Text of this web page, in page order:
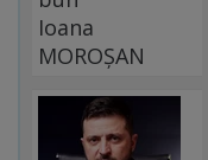
Ioana
MOROȘAN